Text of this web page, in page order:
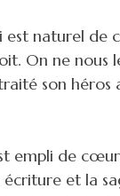
naturel de
On ne nous
son héros
empli de
écriture et la